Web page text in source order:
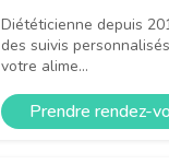
Diététicienne depuis
des suivis
votre alime...
Prendre rendez-